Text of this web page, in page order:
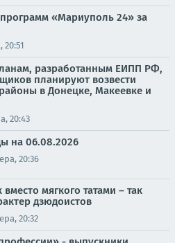
«Мариуполь 24» за
20:51
разработанным ЕИПП РФ,
планируют возвести
в Донецке, Макеевке и
20:43
на 06.08.2026
20:36
мягкого татами – так
дзюдоистов
20:32